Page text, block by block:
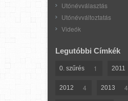
Utónévválasztás
Utónévváltoztatás
Videók
Legutóbbi Címkék
0. szűrés 1 2011
2012 4 2013 4